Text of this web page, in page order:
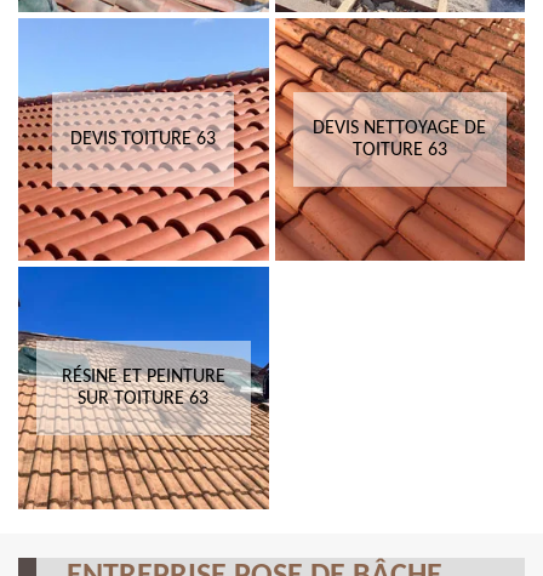
DEVIS TOITURE 63
DEVIS NETTOYAGE DE
TOITURE 63
RÉSINE ET PEINTURE
SUR TOITURE 63